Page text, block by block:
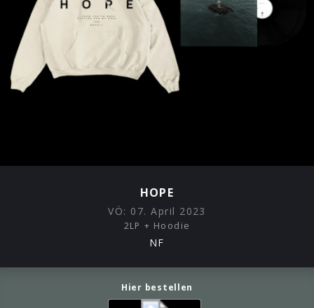
HOPE
VÖ: 07. April 2023
2LP + Hoodie
NF
Hier bestellen